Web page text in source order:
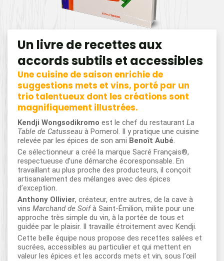
Un livre de recettes aux
accords subtils et accessibles
Une cuisine de saison enrichie de
suggestions mets et vins, porté par un
trio talentueux dont les créations sont
magnifiquement illustrées.
Kendji Wongsodikromo est le chef du restaurant La
Table de Catusseau à Pomerol. Il y pratique une cuisine
relevée par les épices de son ami Benoît Aubé.
Ce sélectionneur a créé la marque Sacré Français®,
respectueuse d’une démarche écoresponsable. En
travaillant au plus proche des producteurs, il conçoit
artisanalement des mélanges avec des épices
d’exception.
Anthony Ollivier, créateur, entre autres, de la cave à
vins Marchand de Soifà Saint-Émilion, milite pour une
approche très simple du vin, à la portée de tous et
guidée par le plaisir. Il travaille étroitement avec Kendji.
Cette belle équipe nous propose des recettes salées et
sucrées, accessibles au particulier et qui mettent en
valeur les épices et les accords mets et vin, sous l’œil